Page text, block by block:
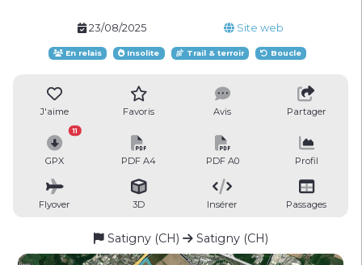
23/08/2025 Site web
En relais Insolite Trail & terroir Boucle
J'aime Favoris Avis Partager
GPX
11
PDF A4 PDF A0 Profil
Flyover 3D Insérer Passages
Satigny (CH) Satigny (CH)